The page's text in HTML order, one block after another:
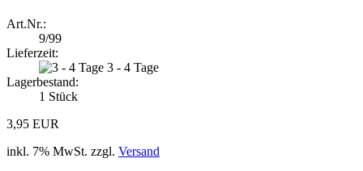
Art.Nr.:
9/99
Lieferzeit:
3 - 4 Tage
Lagerbestand:
1 Stück
3,95 EUR
inkl. 7% MwSt. zzgl. Versand